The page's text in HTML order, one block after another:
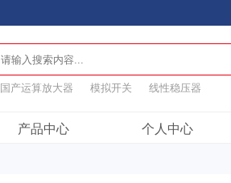
国产运算放大器 模拟开关 线性稳压器
产品中心 个人中心